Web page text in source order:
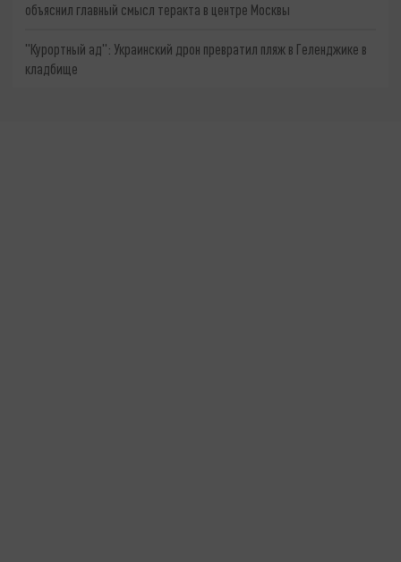
объяснил главный смысл теракта в центре Москвы
"Курортный ад": Украинский дрон превратил пляж в Геленджике в
кладбище